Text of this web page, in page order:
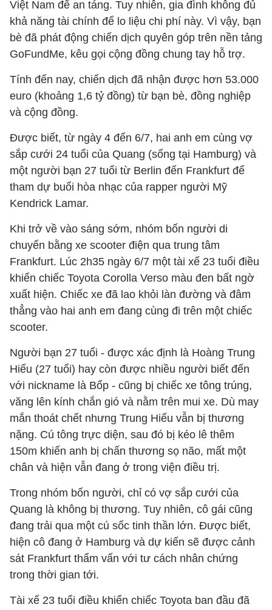
Việt Nam để an táng. Tuy nhiên, gia đình không đủ
khả năng tài chính để lo liệu chi phí này. Vì vậy, bạn
bè đã phát động chiến dịch quyên góp trên nền tảng
GoFundMe, kêu gọi cộng đồng chung tay hỗ trợ.
Tính đến nay, chiến dịch đã nhận được hơn 53.000
euro (khoảng 1,6 tỷ đồng) từ bạn bè, đồng nghiệp
và cộng đồng.
Được biết, từ ngày 4 đến 6/7, hai anh em cùng vợ
sắp cưới 24 tuổi của Quang (sống tại Hamburg) và
một người bạn 27 tuổi từ Berlin đến Frankfurt để
tham dự buổi hòa nhạc của rapper người Mỹ
Kendrick Lamar.
Khi trở về vào sáng sớm, nhóm bốn người di
chuyển bằng xe scooter điện qua trung tâm
Frankfurt. Lúc 2h35 ngày 6/7 một tài xế 23 tuổi điều
khiển chiếc Toyota Corolla Verso màu đen bất ngờ
xuất hiện. Chiếc xe đã lao khỏi làn đường và đâm
thẳng vào hai anh em đang cùng đi trên một chiếc
scooter.
Người bạn 27 tuổi - được xác định là Hoàng Trung
Hiếu (27 tuổi) hay còn được nhiều người biết đến
với nickname là Bốp - cũng bị chiếc xe tông trúng,
văng lên kính chắn gió và nằm trên mui xe. Dù may
mắn thoát chết nhưng Trung Hiếu vẫn bị thương
nặng. Cú tông trực diện, sau đó bị kéo lê thêm
150m khiến anh bị chấn thương sọ não, mất một
chân và hiện vẫn đang ở trong viện điều trị.
Trong nhóm bốn người, chỉ có vợ sắp cưới của
Quang là không bị thương. Tuy nhiên, cô gái cũng
đang trải qua một cú sốc tinh thần lớn. Được biết,
hiện cô đang ở Hamburg và dự kiến sẽ được cảnh
sát Frankfurt thẩm vấn với tư cách nhân chứng
trong thời gian tới.
Tài xế 23 tuổi điều khiển chiếc Toyota ban đầu đã